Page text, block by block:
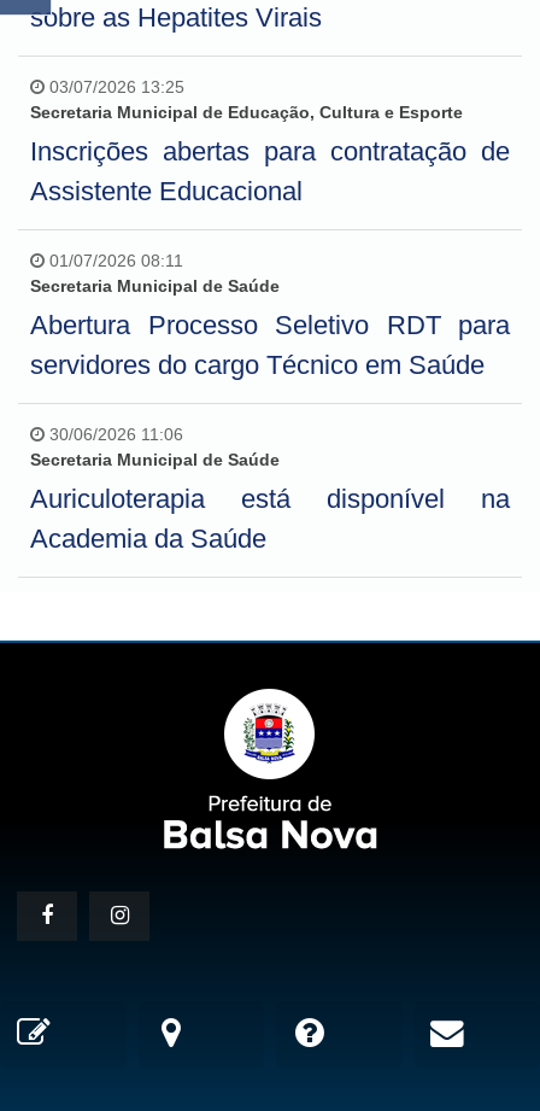
sobre as Hepatites Virais
03/07/2026 13:25
Secretaria Municipal de Educação, Cultura e Esporte
Inscrições abertas para contratação de
Assistente Educacional
01/07/2026 08:11
Secretaria Municipal de Saúde
Abertura Processo Seletivo RDT para
servidores do cargo Técnico em Saúde
30/06/2026 11:06
Secretaria Municipal de Saúde
Auriculoterapia está disponível na
Academia da Saúde